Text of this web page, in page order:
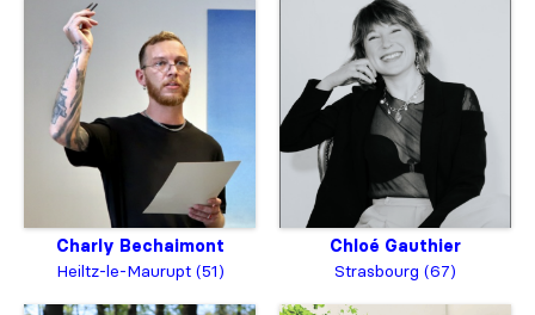
Charly Bechaimont
Heiltz-le-Maurupt (51)
Chloé Gauthier
Strasbourg (67)